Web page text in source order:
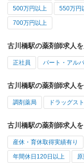
500万円以上 550万円
700万円以上
古川橋駅の薬剤師求人
正社員 パート・アル
古川橋駅の薬剤師求人
調剤薬局 ドラッグス
古川橋駅の薬剤師求人
産休・育休取得実績有り
年間休日120日以上